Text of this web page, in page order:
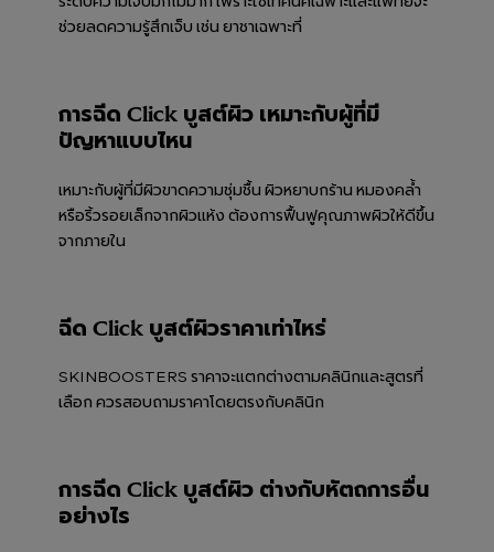
ช่วยลดความรู้สึกเจ็บ เช่น ยาชาเฉพาะที่
การฉีด Click บูสต์ผิว เหมาะกับผู้ที่มี
ปัญหาแบบไหน
เหมาะกับผู้ที่มีผิวขาดความชุ่มชื้น ผิวหยาบกร้าน หมองคล้ำ
หรือริ้วรอยเล็กจากผิวแห้ง ต้องการฟื้นฟูคุณภาพผิวให้ดีขึ้น
จากภายใน
ฉีด Click บูสต์ผิวราคาเท่าไหร่
SKINBOOSTERS ราคาจะแตกต่างตามคลินิกและสูตรที่
เลือก ควรสอบถามราคาโดยตรงกับคลินิก
การฉีด Click บูสต์ผิว ต่างกับหัตถการอื่น
อย่างไร